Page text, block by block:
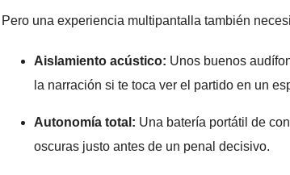
Pero una experiencia multipantalla también
Aislamiento acústico: Unos buenos
la narración si te toca ver el partido en un
Autonomía total: Una batería portátil de
oscuras justo antes de un penal decisivo.